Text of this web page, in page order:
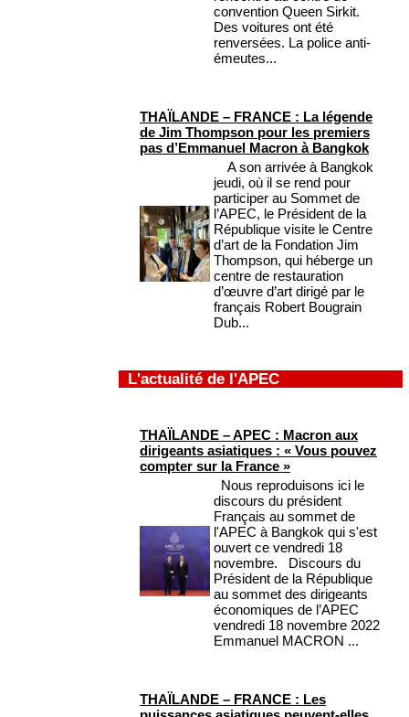
convention Queen Sirkit.
Des voitures ont été
renversées. La police anti-
émeutes...
THAÏLANDE – FRANCE : La légende
de Jim Thompson pour les premiers
pas d’Emmanuel Macron à Bangkok
A son arrivée à Bangkok
jeudi, où il se rend pour
participer au Sommet de
l’APEC, le Président de la
République visite le Centre
d’art de la Fondation Jim
Thompson, qui héberge un
centre de restauration
d’œuvre d’art dirigé par le
français Robert Bougrain
Dub...
L'actualité de l'APEC
THAÏLANDE – APEC : Macron aux
dirigeants asiatiques : « Vous pouvez
compter sur la France »
Nous reproduisons ici le
discours du président
Français au sommet de
l'APEC à Bangkok qui s'est
ouvert ce vendredi 18
novembre. Discours du
Président de la République
au sommet des dirigeants
économiques de l’APEC
vendredi 18 novembre 2022
Emmanuel MACRON ...
THAÏLANDE – FRANCE : Les